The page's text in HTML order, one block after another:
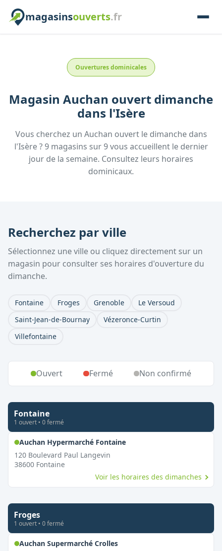
magasinsouverts.fr
Ouvertures dominicales
Magasin Auchan ouvert dimanche
dans l'Isère
Vous cherchez un Auchan ouvert le dimanche dans
l'Isère?9 magasins sur 9 vous accueillentle dernier
jour de la semaine. Consultez leurs horaires
dominicaux.
Recherchez par ville
Sélectionnez une ville ou cliquez directement sur un
magasin pour consulter ses horaires d'ouverture du
dimanche.
Fontaine Froges Grenoble
Le Versoud
Saint-Jean-de-Bournay
Vézeronce-Curtin
Villefontaine
Ouvert Fermé Non confirmé
Fontaine
1 ouvert • 0fermé
Auchan Hypermarché Fontaine,
120 Boulevard Paul Langevin
38600 Fontaine
Voir les horaires des dimanches
Froges
1 ouvert • 0fermé
Auchan Supermarché Crolles,